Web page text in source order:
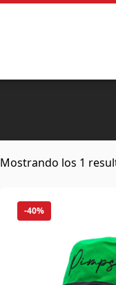
Mostrando los 1
-40%